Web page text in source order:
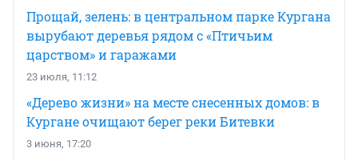
Прощай, зелень: в центральном парке Кургана
вырубают деревья рядом с «Птичьим
царством» и гаражами
23 июля, 11:12
«Дерево жизни» на месте снесенных домов: в
Кургане очищают берег реки Битевки
3 июня, 17:20